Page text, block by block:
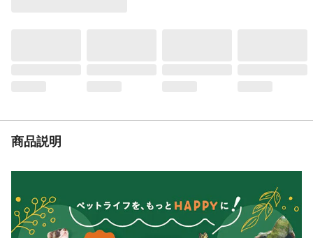
詰まらせることも考えられます ので、必
使用上の注意
●本製品は小動物用の間食です。お子様や他
のペットが誤食しないように 注意してく
ださい。●まれに体質や体調により、合わな
商品説明